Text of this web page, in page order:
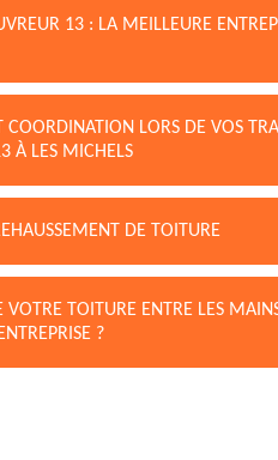
13 : LA MEILLEURE
LORS DE VOS
À LES MICHELS
DE TOITURE
VOTRE TOITURE ENTRE LES
?